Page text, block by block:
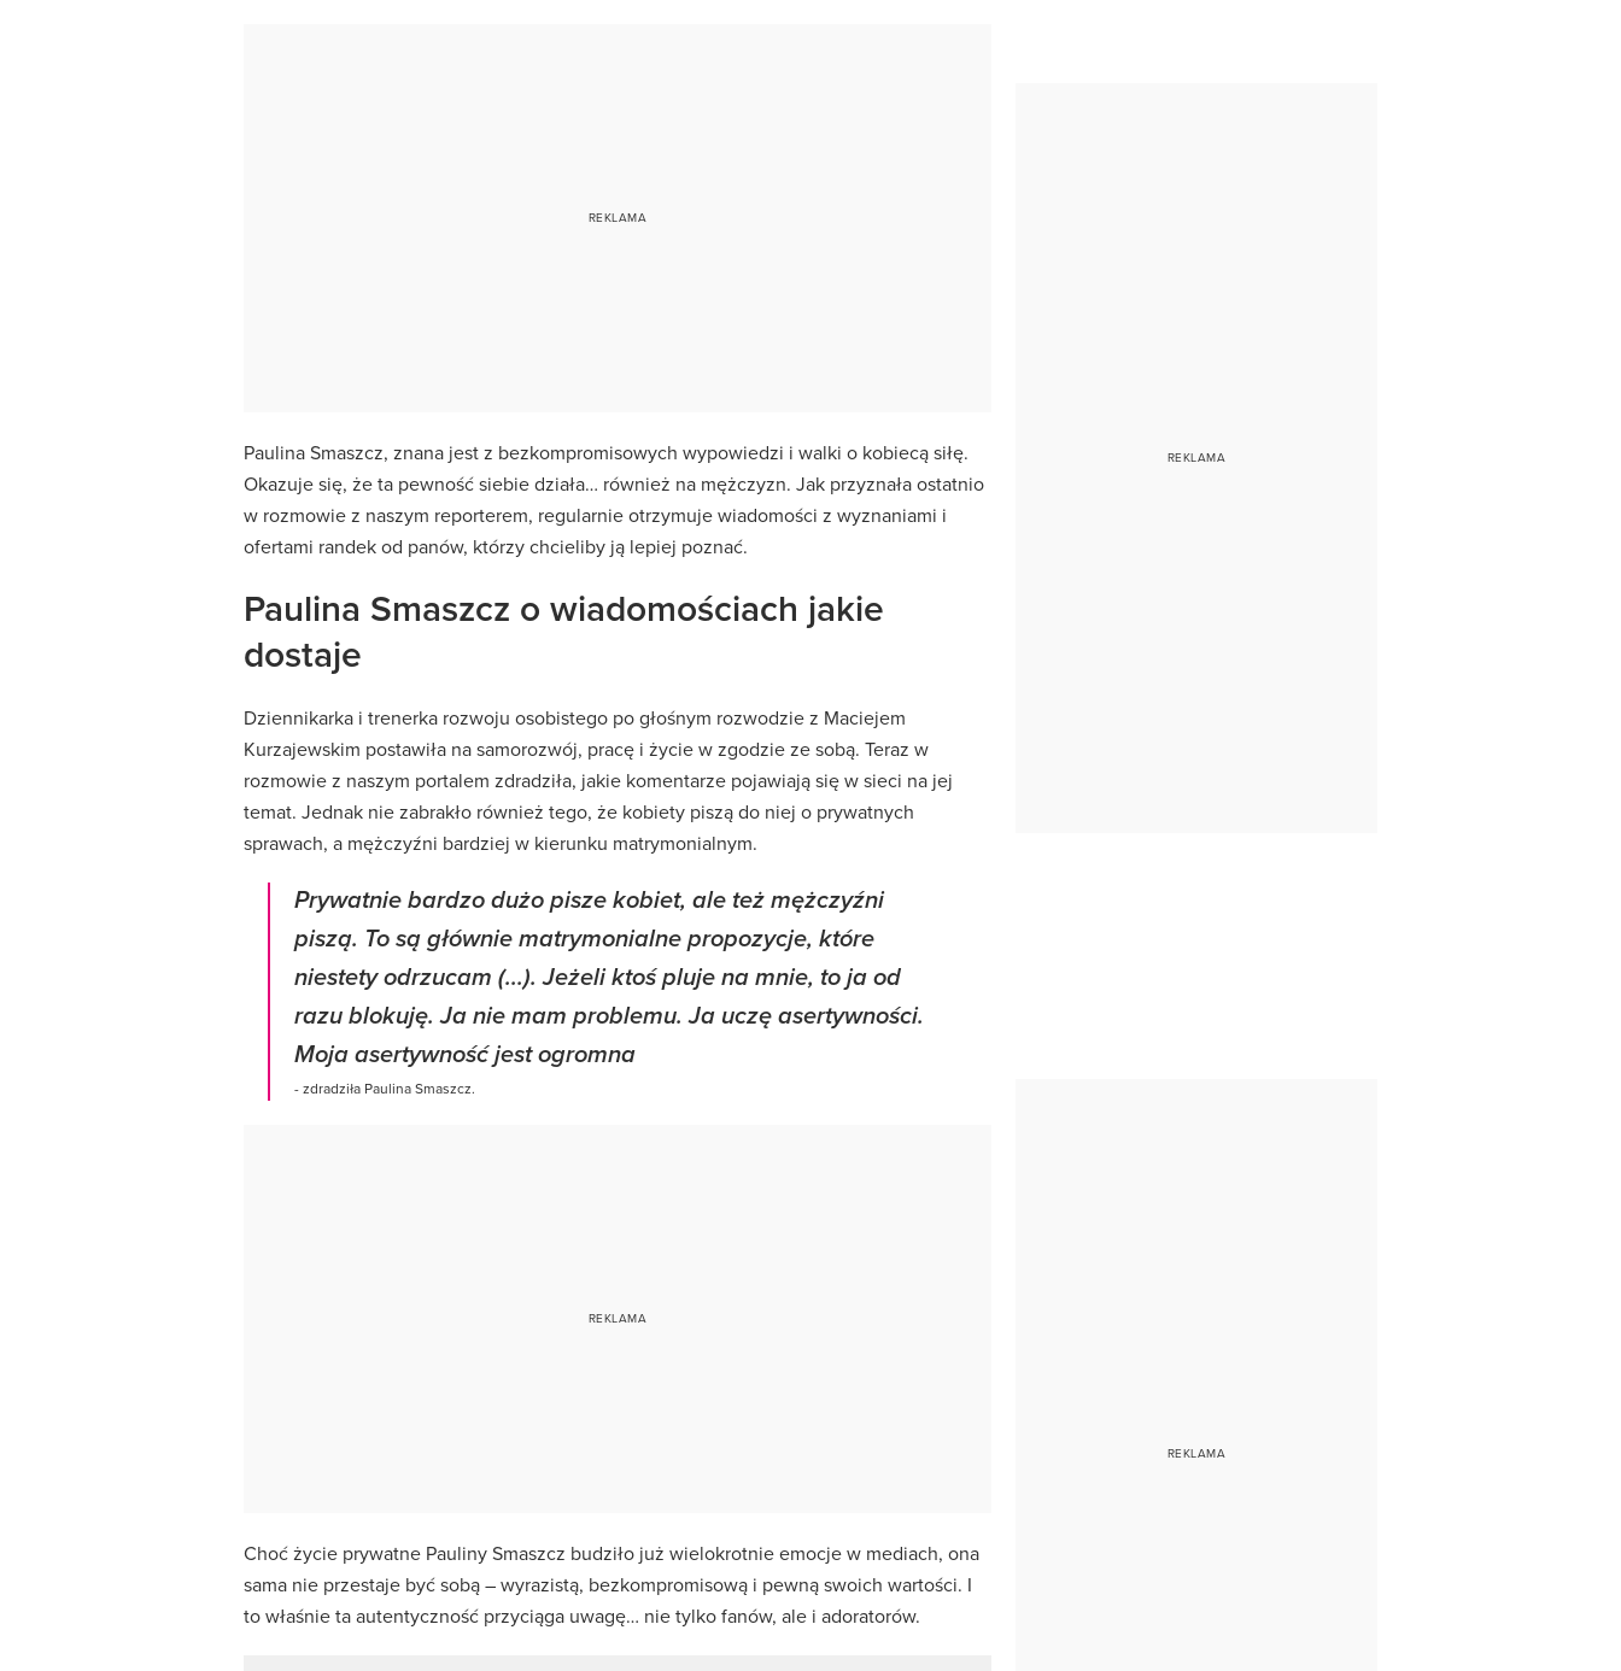
Paulina Smaszcz, znana jest z bezkompromisowych wypowiedzi i walki o kobiecą siłę.
Okazuje się, że ta pewność siebie działa… również na mężczyzn. Jak przyznała ostatnio
w rozmowie z naszym reporterem, regularnie otrzymuje wiadomości z wyznaniami i
ofertami randek od panów, którzy chcieliby ją lepiej poznać.
Paulina Smaszcz o wiadomościach jakie
dostaje
Dziennikarka i trenerka rozwoju osobistego po głośnym rozwodzie z Maciejem
Kurzajewskim postawiła na samorozwój, pracę i życie w zgodzie ze sobą. Teraz w
rozmowie z naszym portalem zdradziła, jakie komentarze pojawiają się w sieci na jej
temat. Jednak nie zabrakło również tego, że kobiety piszą do niej o prywatnych
sprawach, a mężczyźni bardziej w kierunku matrymonialnym.
Prywatnie bardzo dużo pisze kobiet, ale też mężczyźni
piszą. To są głównie matrymonialne propozycje, które
niestety odrzucam (...). Jeżeli ktoś pluje na mnie, to ja od
razu blokuję. Ja nie mam problemu. Ja uczę asertywności.
Moja asertywność jest ogromna
- zdradziła Paulina Smaszcz.
Choć życie prywatne Pauliny Smaszcz budziło już wielokrotnie emocje w mediach, ona
sama nie przestaje być sobą – wyrazistą, bezkompromisową i pewną swoich wartości. I
to właśnie ta autentyczność przyciąga uwagę… nie tylko fanów, ale i adoratorów.